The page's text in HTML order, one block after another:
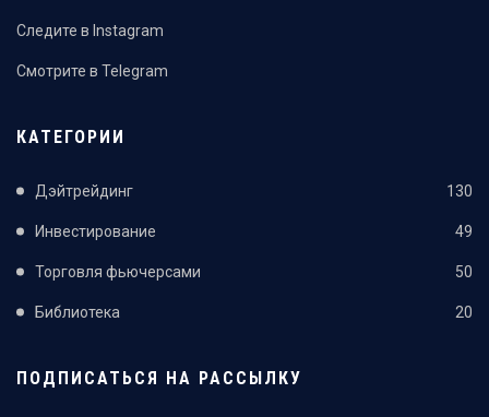
Следите в Instagram
Смотрите в Telegram
КАТЕГОРИИ
Дэйтрейдинг 130
Инвестирование 49
Торговля фьючерсами 50
Библиотека 20
ПОДПИСАТЬСЯ НА РАССЫЛКУ